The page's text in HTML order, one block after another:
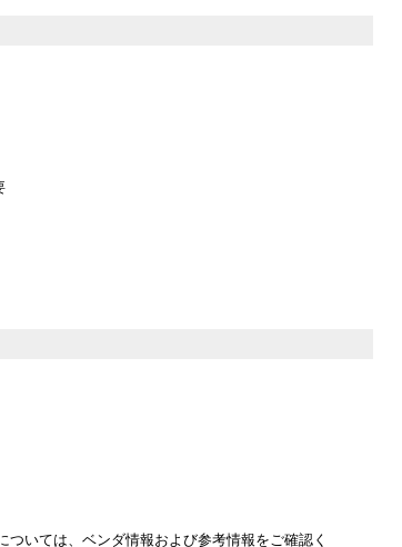
いては、ベンダ情報および参考情報をご確認く